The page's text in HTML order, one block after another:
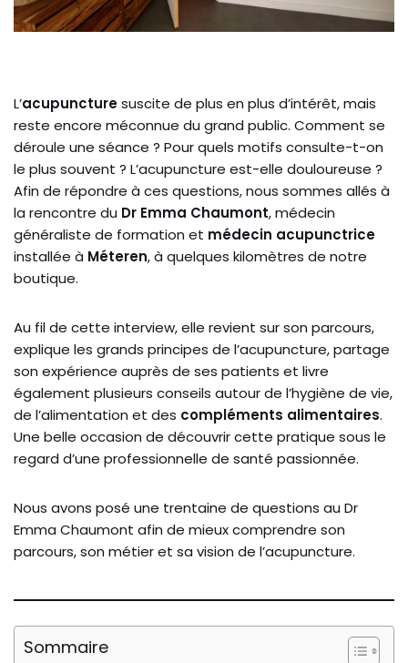
L’acupuncturesuscite de plus en plus d’intérêt, mais
reste encore méconnue du grand public. Comment se
déroule une séance ? Pour quels motifs consulte-t-on
le plus souvent ? L’acupuncture est-elle douloureuse ?
Afin de répondre à ces questions, nous sommes allés à
la rencontre du Dr Emma Chaumont, médecin
généraliste de formation et médecin acupunctrice
installée à Méteren, à quelques kilomètres de notre
boutique.
Au fil de cette interview, elle revient sur son parcours,
explique les grands principes de l’acupuncture, partage
son expérience auprès de ses patients et livre
également plusieurs conseils autour de l’hygiène de vie,
de l’alimentation et des compléments alimentaires.
Une belle occasion de découvrir cette pratique sous le
regard d’une professionnelle de santé passionnée.
Nous avons posé une trentaine de questions au Dr
Emma Chaumont afin de mieux comprendre son
parcours, son métier et sa vision de l’acupuncture.
Sommaire